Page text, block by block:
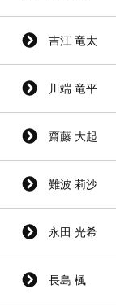
吉江 竜太
川端 竜平
齋藤 大起
難波 莉沙
永田 光希
長島 楓